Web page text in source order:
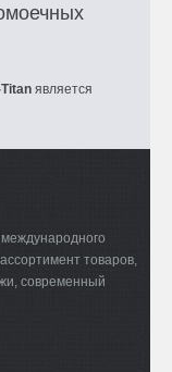
является
товаров,
современный